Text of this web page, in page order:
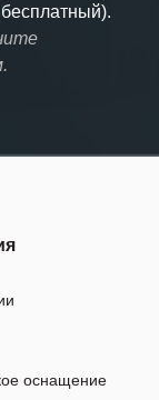
оснащение